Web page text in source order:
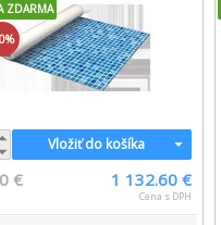
ZDARMA
Vložiť do košíka
€ 1 132.60 €
Cena s DPH